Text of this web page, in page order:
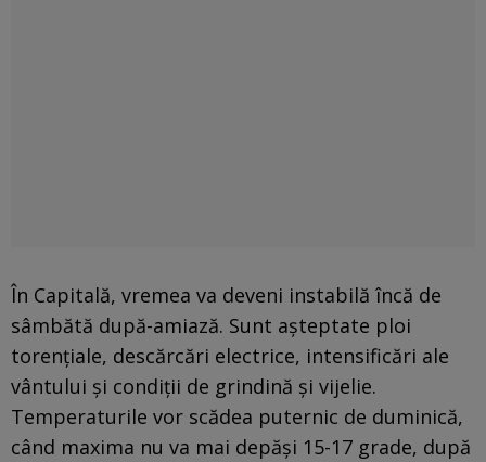
În Capitală, vremea va deveni instabilă încă de
sâmbătă după-amiază. Sunt așteptate ploi
torențiale, descărcări electrice, intensificări ale
vântului și condiții de grindină și vijelie.
Temperaturile vor scădea puternic de duminică,
când maxima nu va mai depăși 15-17 grade, după